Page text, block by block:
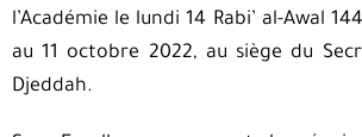
l’Académie le lundi 14 Rabi’ al-Awal
au 11 octobre 2022, au siège du
Djeddah.